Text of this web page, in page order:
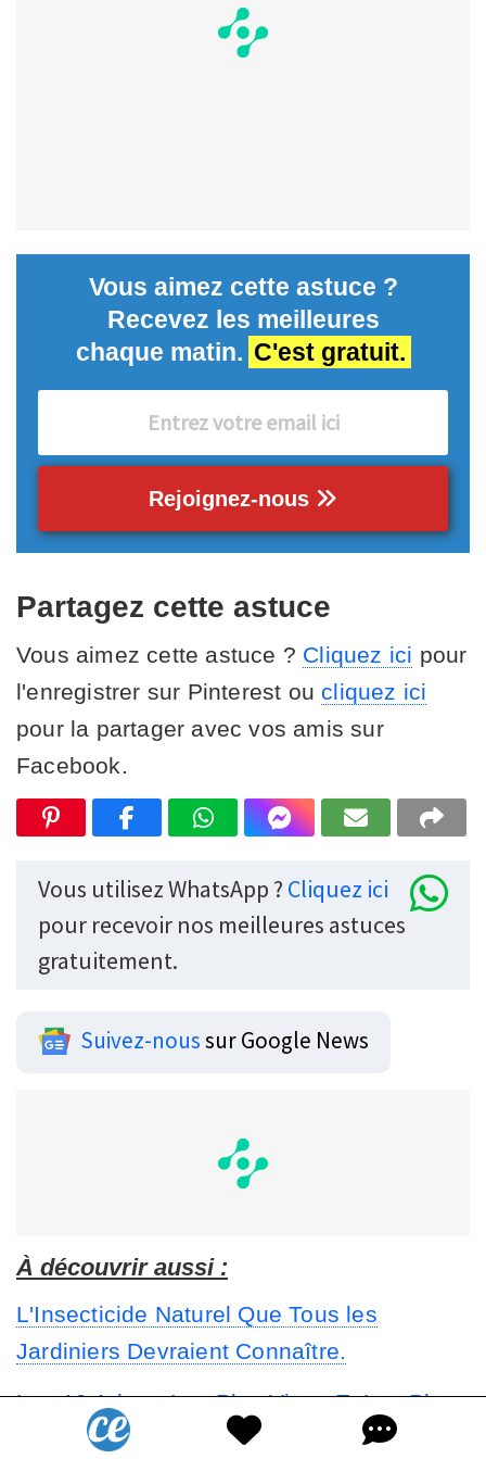
Vous aimez cette astuce ?
Recevez les meilleures
chaque matin. C'est gratuit.
Rejoignez-nous
Partagez cette astuce
Vous aimez cette astuce ? Cliquez ici pour
l'enregistrer sur Pinterest ou cliquez ici
pour la partager avec vos amis sur
Facebook.
Vous utilisez WhatsApp ? Cliquez ici
pour recevoir nos meilleures astuces
gratuitement.
Suivez-noussur Google News
À découvrir aussi :
L'Insecticide Naturel Que Tous les
Jardiniers Devraient Connaître.
Les 19 Arbres Les Plus Vieux Et Les Plus
Incroyables Du Monde.